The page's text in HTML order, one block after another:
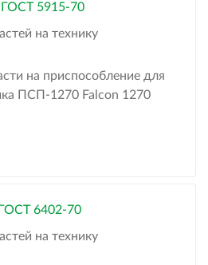
5915-70
на технику
на приспособление для
ПСП-1270 Falcon 1270
6402-70
на технику